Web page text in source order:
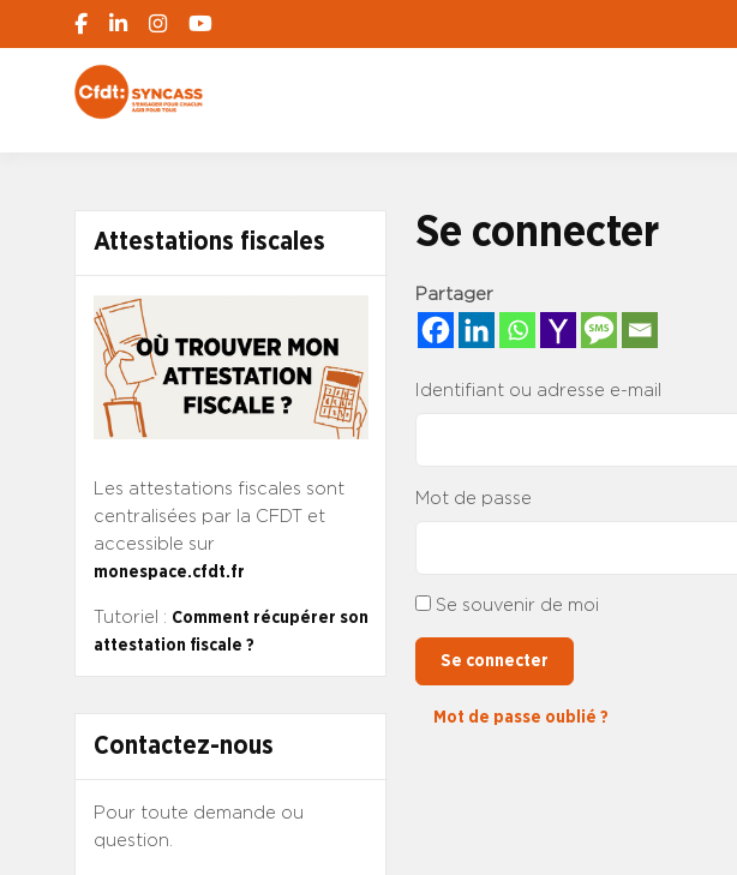
Attestations fiscales
Les attestations fiscales sont
centralisées par la CFDT et
accessible sur
monespace.cfdt.fr
Tutoriel : Comment récupérer son
attestation fiscale ?
Contactez-nous
Pour toute demande ou
question.
Se connecter
Partager
Identifiant ou adresse e-mail
Mot de passe
Se souvenir de moi
Se connecter
Mot de passe oublié ?